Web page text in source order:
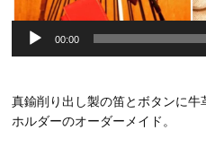
00:00
真鍮削り出し製の笛とボタンに
ホルダーのオーダーメイド。